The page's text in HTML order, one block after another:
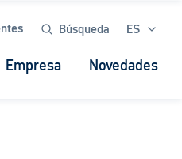
Búsqueda ES
Empresa Novedades